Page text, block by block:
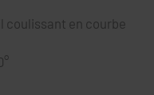
coulissant en courbe